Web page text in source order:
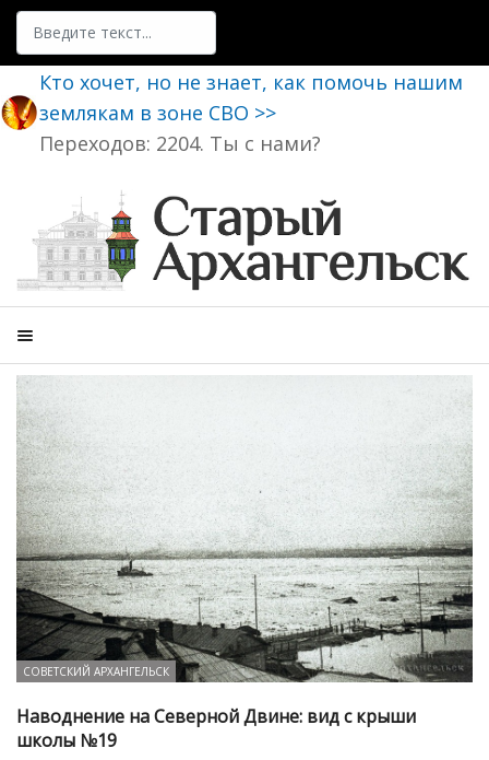
Поиск
Кто хочет, но не знает, как помочь нашим
землякам в зоне СВО >>
Переходов: 2204. Ты с нами?
СОВЕТСКИЙ АРХАНГЕЛЬСК
Наводнение на Северной Двине: вид с крыши
школы №19